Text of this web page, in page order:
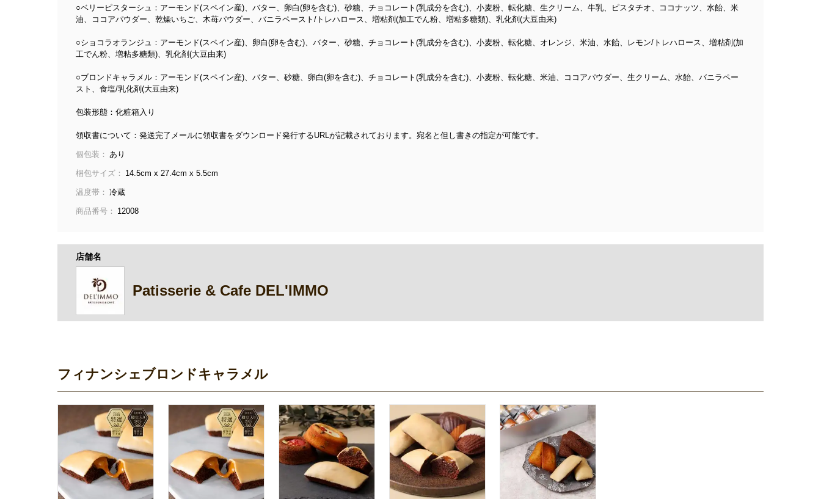
○ベリーピスターシュ：アーモンド(スペイン産)、バター、卵白(卵を含む)、砂糖、チョコレート(乳成分を含む)、小麦粉、転化糖、生クリーム、牛乳、ピスタチオ、ココナッツ、水飴、米
油、ココアパウダー、乾燥いちご、木苺パウダー、バニラペースト/トレハロース、増粘剤(加工でん粉、増粘多糖類)、乳化剤(大豆由来)
○ショコラオランジュ：アーモンド(スペイン産)、卵白(卵を含む)、バター、砂糖、チョコレート(乳成分を含む)、小麦粉、転化糖、オレンジ、米油、水飴、レモン/トレハロース、増粘剤(加
工でん粉、増粘多糖類)、乳化剤(大豆由来)
○ブロンドキャラメル：アーモンド(スペイン産)、バター、砂糖、卵白(卵を含む)、チョコレート(乳成分を含む)、小麦粉、転化糖、米油、ココアパウダー、生クリーム、水飴、バニラペー
スト、食塩/乳化剤(大豆由来)
包装形態：化粧箱入り
領収書について：発送完了メールに領収書をダウンロード発行するURLが記載されております。宛名と但し書きの指定が可能です。
個包装： あり
梱包サイズ： 14.5cm x 27.4cm x 5.5cm
温度帯： 冷蔵
商品番号： 12008
店舗名
Patisserie & Cafe DEL'IMMO
フィナンシェブロンドキャラメル